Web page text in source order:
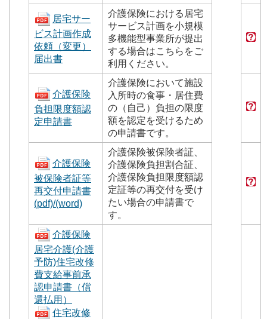
居宅サー
ビス計画作成
依頼（変更）
届出書
介護保険における居宅
サービス計画を小規模
多機能型事業所が提出
する場合はこちらをご
利用ください。
介護保険
負担限度額認
定申請書
介護保険において施設
入所時の食事・居住費
の（自己）負担の限度
額を認定を受けるため
の申請書です。
介護保険
被保険者証等
再交付申請書
(pdf)/(word)
介護保険被保険者証、
介護保険負担割合証、
介護保険負担限度額認
定証等の再交付を受け
たい場合の申請書で
す。
介護保険
居宅介護(介護
予防)住宅改修
費支給事前承
認申請書（償
還払用）
住宅改修